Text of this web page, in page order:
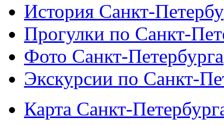
История Санкт-
Прогулки по Санкт-
Фото Санкт-Петербурга
Экскурсии по Санкт-
Карта Санкт-